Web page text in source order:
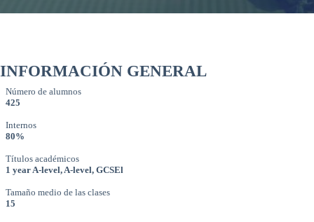
INFORMACIÓN GENERAL
Número de alumnos
425
Internos
80%
Títulos académicos
1 year A-level, A-level, GCSEl
Tamaño medio de las clases
15